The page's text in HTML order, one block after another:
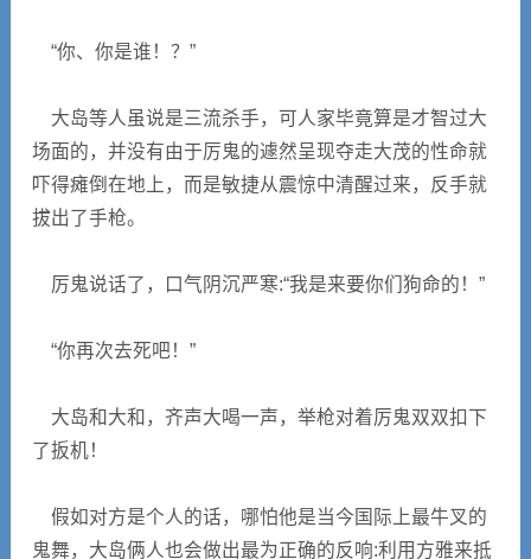
“你、你是谁！？”
大岛等人虽说是三流杀手，可人家毕竟算是才智过大
场面的，并没有由于厉鬼的遽然呈现夺走大茂的性命就
吓得瘫倒在地上，而是敏捷从震惊中清醒过来，反手就
拔出了手枪。
厉鬼说话了，口气阴沉严寒:“我是来要你们狗命的！”
“你再次去死吧！”
大岛和大和，齐声大喝一声，举枪对着厉鬼双双扣下
了扳机！
假如对方是个人的话，哪怕他是当今国际上最牛叉的
鬼舞，大岛俩人也会做出最为正确的反响:利用方雅来抵